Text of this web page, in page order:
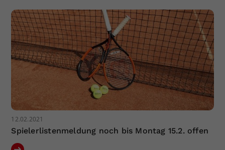
12.02.2021
Spielerlistenmeldung noch bis Montag 15.2. offen
Zweck
Dieser Wert speichert Ihre Consent-
Einstellungen. Unter anderem eine
zufällig generierte ID, für die
historische Speicherung Ihrer
vorgenommen Einstellungen, falls der
Webseiten-Betreiber dies eingestellt
hat.